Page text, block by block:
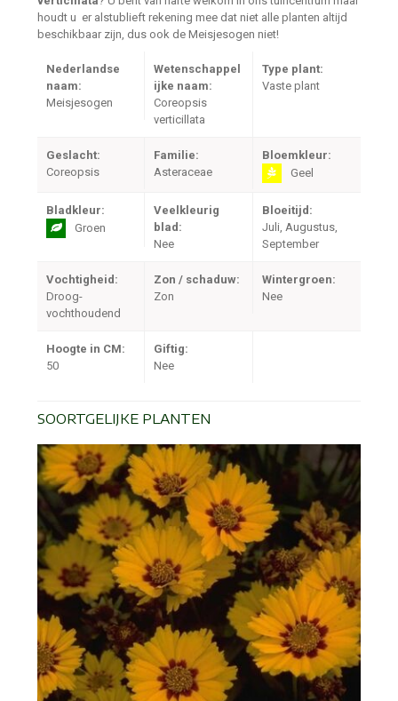
houdt u er alstublieft rekening mee dat niet alle planten altijd
beschikbaar zijn, dus ook de Meisjesogen niet!
Nederlandse
naam:
Meisjesogen
Wetenschappel
ijke naam:
Coreopsis
verticillata
Type plant:
Vaste plant
Geslacht:
Coreopsis
Familie:
Asteraceae
Bloemkleur:
Geel
Bladkleur:
Groen
Veelkleurig
blad:
Nee
Bloeitijd:
Juli, Augustus,
September
Vochtigheid:
Droog-
vochthoudend
Zon / schaduw:
Zon
Wintergroen:
Nee
Hoogte in CM:
50
Giftig:
Nee
SOORTGELIJKE PLANTEN